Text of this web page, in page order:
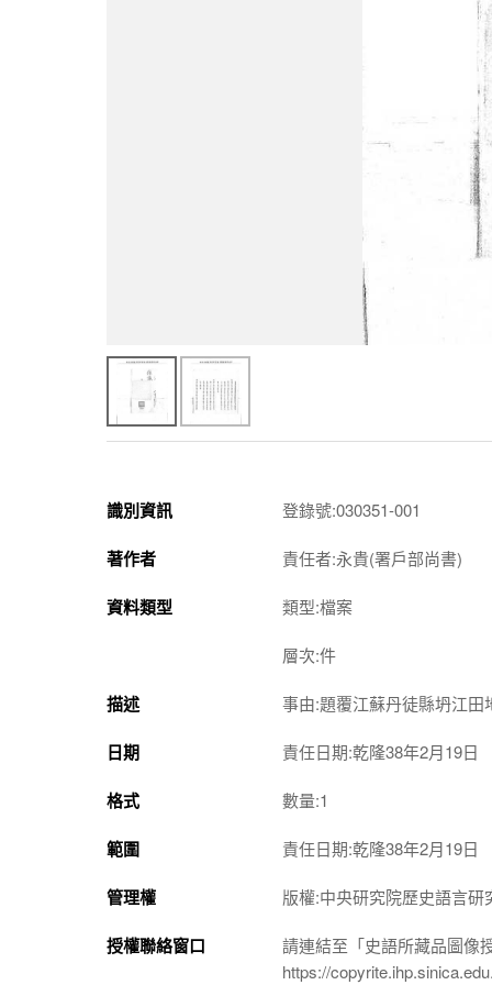
識別資訊 登錄號:030351-001
著作者 責任者:永貴(署戶部尚書)
資料類型 類型:檔案
層次:件
描述 事由:題覆江蘇丹徒縣坍江田
日期 責任日期:乾隆38年2月19日
格式 數量:1
範圍 責任日期:乾隆38年2月19日
管理權 版權:中央研究院歷史語言研
授權聯絡窗口
請連結至「史語所藏品圖像
https://